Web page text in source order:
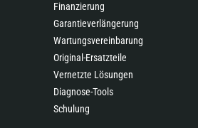
Finanzierung
Garantieverlängerung
Wartungsvereinbarung
Original-Ersatzteile
Vernetzte Lösungen
Diagnose-Tools
Schulung